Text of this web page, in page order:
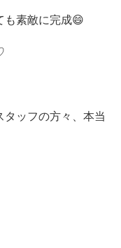
も素敵に完成😄
ッフの方々、本当